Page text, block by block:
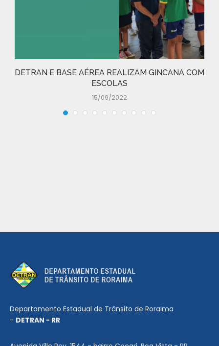
DETRAN E BASE AÉREA REALIZAM GINCANA COM
ESCOLAS
15/09/2022
Departamento Estadual de Trânsito de Roraima
- DETRAN - RR